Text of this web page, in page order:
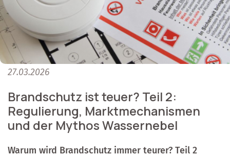
27.03.2026
Brandschutz ist teuer? Teil 2:
Regulierung, Marktmechanismen
und der Mythos Wassernebel
Warum wird Brandschutz immer teurer? Teil 2